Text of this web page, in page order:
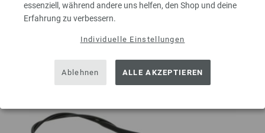
essenziell, während andere uns helfen, den Shop und deine
Erfahrung zu verbessern.
Individuelle Einstellungen
Ablehnen ALLE AKZEPTIEREN
Auf meine Wunschliste